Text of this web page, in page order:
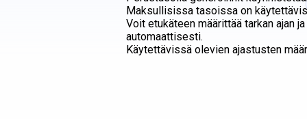
Maksullisissa tasoissa on
Voit etukäteen määrittää tarkan ajan
automaattisesti.
Käytettävissä olevien ajastusten